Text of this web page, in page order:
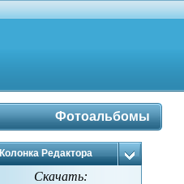
Фотоальбомы
Колонка Редактора
Скачать: